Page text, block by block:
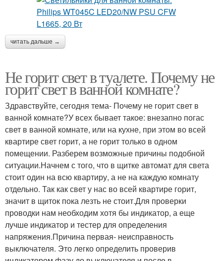
читать дальше →
Не горит свет в туалете. Почему не
горит свет в ванной комнате?
Здравствуйте, сегодня тема- Почему не горит свет в
ванной комнате?У всех бывает такое: внезапно погас
свет в ванной комнате, или на кухне, при этом во всей
квартире свет горит, а не горит только в одном
помещении. Разберем возможные причины подобной
ситуации.Начнем с того, что в щитке автомат для света
стоит один на всю квартиру, а не на каждую комнату
отдельно. Так как свет у нас во всей квартире горит,
значит в щиток пока лезть не стоит.Для проверки
проводки нам необходим хотя бы индикатор, а еще
лучше индикатор и тестер для определения
напряжения.Причина первая- неисправность
выключателя. Это легко определить проверив